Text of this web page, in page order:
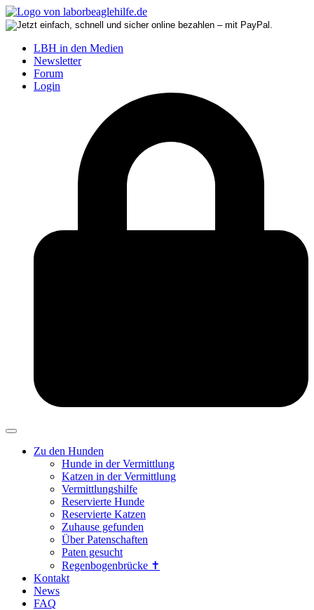
LBH in den Medien
Newsletter
Forum
Login
Zu den Hunden
Hunde in der Vermittlung
Katzen in der Vermittlung
Vermittlungshilfe
Reservierte Hunde
Reservierte Katzen
Zuhause gefunden
Über Patenschaften
Paten gesucht
Regenbogenbrücke ✝
Kontakt
News
FAQ